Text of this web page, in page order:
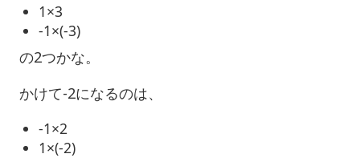
1×3
-1×(-3)
の2つかな。
かけて-2になるのは、
-1×2
1×(-2)